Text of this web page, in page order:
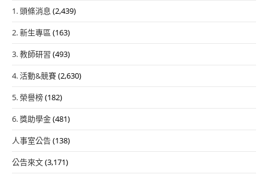
1. 頭條消息 (2,439)
2. 新生專區 (163)
3. 教師研習 (493)
4. 活動&競賽(2,630)
5. 榮譽榜(182)
6. 獎助學金(481)
人事室公告(138)
公告來文(3,171)